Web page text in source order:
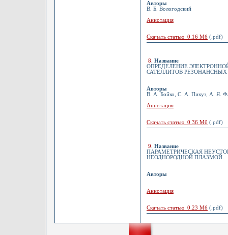
Авторы
В. Б. Вологодский
Аннотация
Скачать статью 0.16 Мб (.pdf)
8
Название
ОПРЕДЕЛЕНИЕ
САТЕЛЛИТОВ
Авторы
В. А. Бойко, С. А. Пикуз, А. Я.
Аннотация
Скачать статью 0.36 Мб (.pdf)
9
Название
ПАРАМЕТРИЧЕСКАЯ
НЕОДНОРОДНОЙ ПЛАЗМОЙ.
Авторы
Аннотация
Скачать статью 0.23 Мб (.pdf)